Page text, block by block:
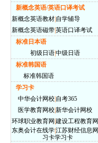
新概念英语/英语口译考试
新概念英语教材| 自学辅导
新概念英语磁带|英语口译考试
标准日本语
初级日语|中级日语
标准韩国语
标准韩国语
学习卡
中华会计网校| 自考365
医学教育网校|新华会计网校
环球职业教育网 建设工程教育网
东奥会计在线学
习卡
|江苏财经信息网
学习卡